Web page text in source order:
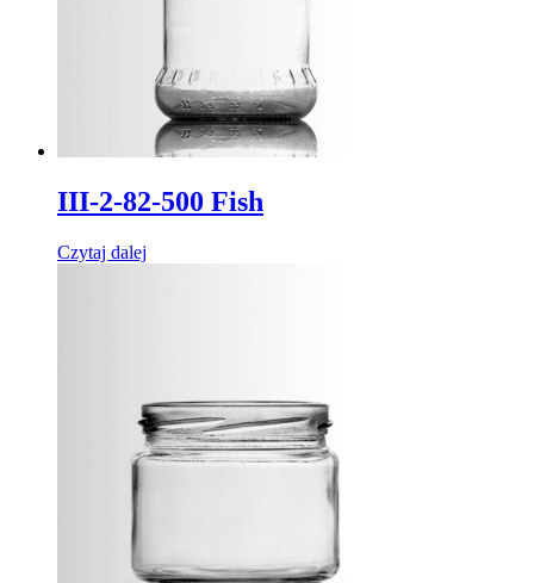
III-2-82-500 Fish
Czytaj dalej